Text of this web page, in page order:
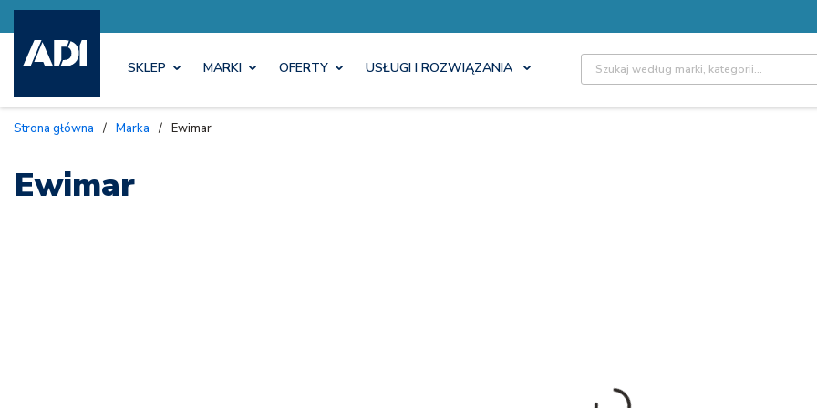
SKLEP MARKI OFERTY USŁUGI I ROZWIĄZANIA Site Search
Strona główna / Marka / Ewimar
Ewimar